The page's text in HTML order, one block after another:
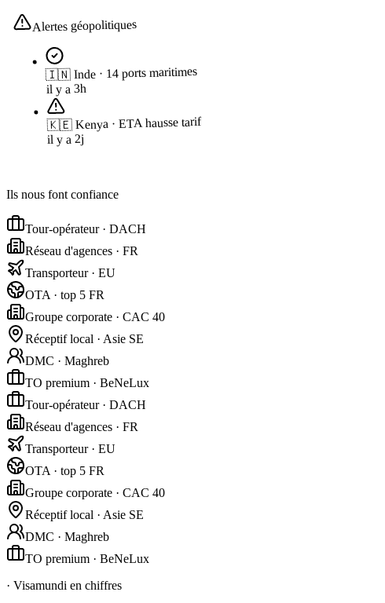
Alertes géopolitiques
🇮🇳 Inde · 14 ports maritimes
il y a 3h
🇰🇪 Kenya · ETA hausse tarif
il y a 2j
Ils nous font confiance
Tour-opérateur · DACH
Réseau d'agences · FR
Transporteur · EU
OTA · top 5 FR
Groupe corporate · CAC 40
Réceptif local · Asie SE
DMC · Maghreb
TO premium · BeNeLux
Tour-opérateur · DACH
Réseau d'agences · FR
Transporteur · EU
OTA · top 5 FR
Groupe corporate · CAC 40
Réceptif local · Asie SE
DMC · Maghreb
TO premium · BeNeLux
· Visamundi en chiffres